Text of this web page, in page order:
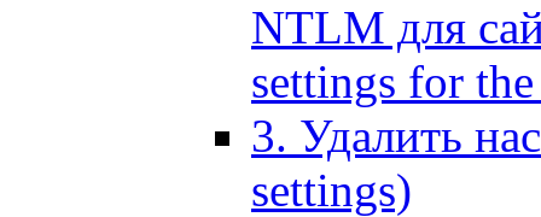
NTLM для
settings for
3. Удалить
settings)